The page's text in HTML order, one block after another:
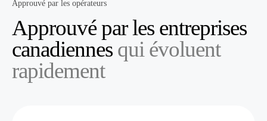
Approuvé par les opérateurs
Approuvé par les entreprises
canadiennes qui évoluent
rapidement